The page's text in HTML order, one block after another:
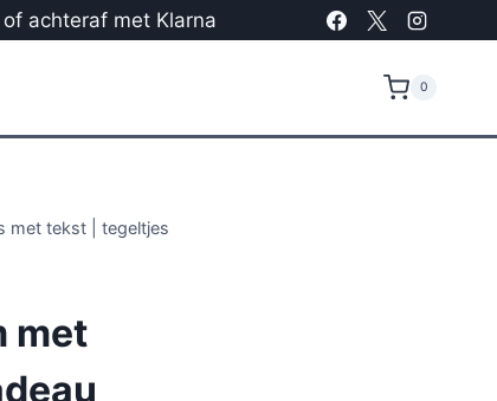
achteraf met Klarna
0
met tekst | tegeltjes
met